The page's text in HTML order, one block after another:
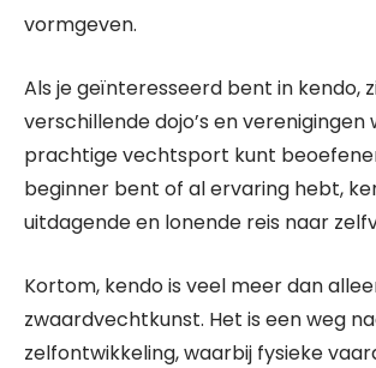
vormgeven.
Als je geïnteresseerd bent in kendo,
verschillende dojo’s en verenigingen
prachtige vechtsport kunt
beginner bent of al ervaring hebt,
uitdagende en lonende reis naar
Kortom, kendo is veel meer dan
zwaardvechtkunst. Het is een weg
zelfontwikkeling, waarbij fysieke